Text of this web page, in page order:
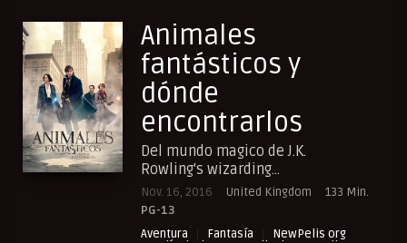
Animales
fantásticos y
dónde
encontrarlos
Del mundo magico de J.K.
Rowling's wizarding...
Nov. 16, 2016 United Kingdom
133 Min.
PG-13
Aventura
Fantasía
NewPelis org